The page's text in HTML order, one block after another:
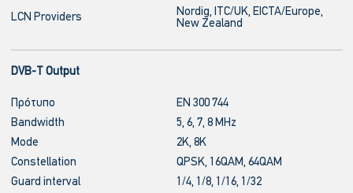
LCN Providers
Nordig, ITC/UK, EICTA/Europe,
New Zealand
DVB-T Output
Πρότυπο
EN 300 744
Bandwidth
5, 6, 7, 8 MHz
Mode
2K, 8K
Constellation
QPSK, 16QAM, 64QAM
Guard interval
1/4, 1/8, 1/16, 1/32